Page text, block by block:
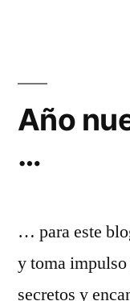
Año
…
… para este
y toma
secretos y